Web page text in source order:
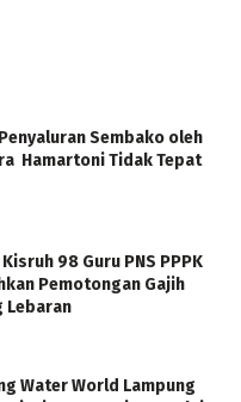
Sembako oleh
Hamartoni Tidak Tepat
98 Guru PNS PPPK
Pemotongan Gajih
Lebaran
Water World Lampung